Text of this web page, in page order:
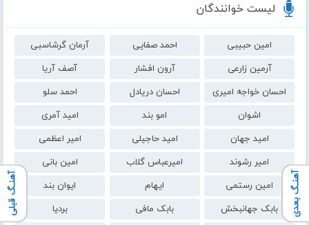
لیست خوانندگان
امین حبیبی احمد صفایی
آرمان گرشاسبی
آرمین زارعی
آرون افشار
آصف آریا
احسان خواجه امیری
احسان دریادل
احمد سلو
اشوان
امو بند
امید آمری
امید جهان
امید حاجیلی
امیر اعظمی
امیر رشوند
امیرعباس گلاب
امین بانی
امین رستمی
ایهام
ایوان بند
بابک جهانبخش
بابک مافی
بردیا
آهنـگ بعدی آهنـگ قبلی